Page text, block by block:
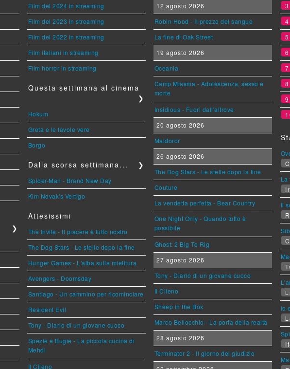
❯
Film del 2024 in streaming
Film del 2023 in streaming
Film del 2022 in streaming
Film italiani in streaming
Film horror in streaming
Questa settimana al cinema
❯
Hokum
Greta e le favole vere
Borgo
Dalla scorsa settimana... ❯
Spider-Man - Brand New Day
Kim Novak's Vertigo
Attesissimi
The Invite - Il piacere è tutto nostro
The Dog Stars - Le stelle dopo la fine
Hunger Games - L'alba sulla mietitura
Avengers - Doomsday
Santiago - Un cammino per ricominciare
Resident Evil
Tony - Diario di un giovane cuoco
Spezie e Bugie - La piccola cucina di
Mehdi
Il Cileno
12 agosto 2026
Robin Hood - Il prezzo del sangue
La fine di Oak Street
19 agosto 2026
Oceania
Camp Miasma - Adolescenza, sesso e
morte
Insidious - Fuori dall'altrove
20 agosto 2026
Maldoror
26 agosto 2026
The Dog Stars - Le stelle dopo la fine
Couture
La vendetta perfetta - Bear Country
One Night Only - Quando tutto è
possibile
Ghost: 2 Big To Rig
27 agosto 2026
Tony - Diario di un giovane cuoco
Il Cileno
Sheep in the Box
Marco Bellocchio - La porta della realtà
28 agosto 2026
Terminator 2 - Il giorno del giudizio
La
Il
Io